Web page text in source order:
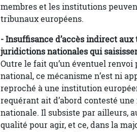
membres et les institutions
tribunaux européens.
- Insuffisance d’accès indirect
juridictions nationales qui
Outre le fait qu’un éventuel
national, ce mécanisme n’est ni
reproché à une institution
requérant ait d’abord contesté
nationale. Il subsiste par ailleurs,
qualité pour agir, et ce, dans la